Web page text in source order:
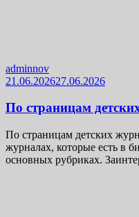
adminnov
21.06.202627.06.2026
По страницам
По страницам детских
журналах, которые есть в
основных рубриках.